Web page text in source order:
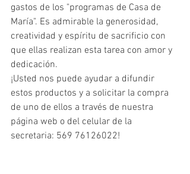
gastos de los "programas de Casa de
María". Es admirable la generosidad,
creatividad y espíritu de sacrificio con
que ellas realizan esta tarea con amor y
dedicación.
¡Usted nos puede ayudar a difundir
estos productos y a solicitar la compra
de uno de ellos a través de nuestra
página web o del celular de la
secretaria: 569 76126022!